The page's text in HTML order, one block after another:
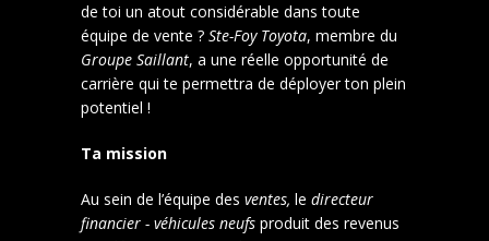
de toi un atout considérable dans toute
équipe de vente ? Ste-Foy Toyota, membre du
Groupe Saillant, a une réelle opportunité de
carrière qui te permettra de déployer ton plein
potentiel !
Ta mission
Au sein de l’équipe des ventes, le directeur
financier - véhicules neufs produit des revenus